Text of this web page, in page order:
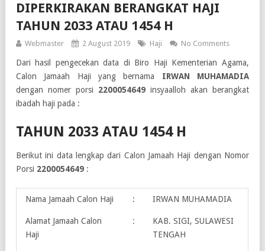
DIPERKIRAKAN BERANGKAT HAJI
TAHUN 2033 ATAU 1454 H
Webmaster 2 August 2019 Haji No Comments
Dari hasil pengecekan data di Biro Haji Kementerian Agama,
Calon Jamaah Haji yang bernama IRWAN MUHAMADIA
dengan nomer porsi 2200054649insyaalloh akan berangkat
ibadah haji pada :
TAHUN 2033 ATAU 1454 H
Berikut ini data lengkap dari Calon Jamaah Haji dengan Nomor
Porsi 2200054649 :
Nama Jamaah Calon Haji : IRWAN MUHAMADIA
Alamat Jamaah Calon
Haji
:
KAB. SIGI, SULAWESI
TENGAH